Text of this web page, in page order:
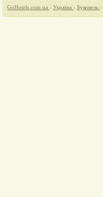
GoHotels.com.ua › Україна › Буковель ›